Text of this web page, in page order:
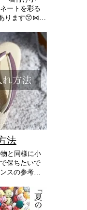
ートを彩る
ります😙⋈
帯や袋帯を
で しっかり
ん。 見た目
紐なら何で
さ、強度が
は150cmが
る長尺タイ
す！ 🌙装飾
前帯の真ん
際に結んで
ね！ 帯締
えると全体の
トが楽しく
は 結び目を
むこともで
師 河野先生
生のインス
めには 色々な
法
物と同様に小
保ちたいで
スの参考に
ーしておく
手入れが面倒